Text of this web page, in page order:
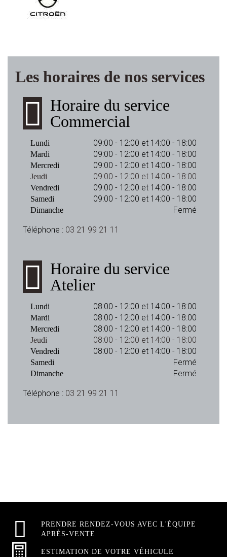
Les horaires de nos services
Horaire du service
Commercial
Lundi 09:00 - 12:00 et 14:00 - 18:00
Mardi 09:00 - 12:00 et 14:00 - 18:00
Mercredi 09:00 - 12:00 et 14:00 - 18:00
Jeudi 09:00 - 12:00 et 14:00 - 18:00
Vendredi 09:00 - 12:00 et 14:00 - 18:00
Samedi 09:00 - 12:00 et 14:00 - 18:00
Dimanche Fermé
Téléphone : 03 21 99 21 11
Horaire du service
Atelier
Lundi 08:00 - 12:00 et 14:00 - 18:00
Mardi 08:00 - 12:00 et 14:00 - 18:00
Mercredi 08:00 - 12:00 et 14:00 - 18:00
Jeudi 08:00 - 12:00 et 14:00 - 18:00
Vendredi 08:00 - 12:00 et 14:00 - 18:00
Samedi Fermé
Dimanche Fermé
Téléphone : 03 21 99 21 11
PRENDRE RENDEZ-VOUS AVEC L'ÉQUIPE
APRÈS-VENTE
ESTIMATION DE VOTRE VÉHICULE